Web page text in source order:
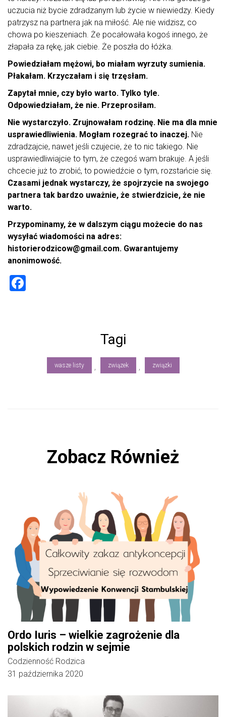
uczucia niż bycie zdradzanym lub życie w niewiedzy. Kiedy
patrzysz na partnera jak na miłość. Ale nie widzisz, co
chowa po kieszeniach. Że pocałowała kogoś innego, że
złapała za rękę, jak ciebie. Że poszła do łóżka.
Powiedziałam mężowi, bo miałam wyrzuty sumienia.
Płakałam. Krzyczałam i się trzęsłam.
Zapytał mnie, czy było warto. Tylko tyle.
Odpowiedziałam, że nie. Przeprosiłam.
Nie wystarczyło. Zrujnowałam rodzinę. Nie ma dla mnie
usprawiedliwienia. Mogłam rozegrać to inaczej. Nie
zdradzajcie, nawet jeśli czujecie, że to nic takiego. Nie
usprawiedliwiajcie to tym, że czegoś wam brakuje. A jeśli
chcecie już to zrobić, to powiedźcie o tym, rozstańcie się.
Czasami jednak wystarczy, że spojrzycie na swojego
partnera tak bardzo uważnie, że stwierdzicie, że nie
warto.
Przypominamy, że w dalszym ciągu możecie do nas
wysyłać wiadomości na adres:
historierodzicow@gmail.com. Gwarantujemy
anonimowość.
Tagi
wasze listy , związek , związki
Zobacz Również
Ordo Iuris – wielkie zagrożenie dla
polskich rodzin w sejmie
Codzienność Rodzica
31 października 2020